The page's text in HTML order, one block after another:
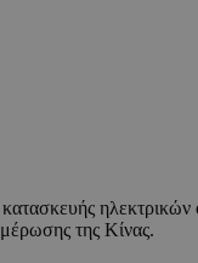
της Κίνας.